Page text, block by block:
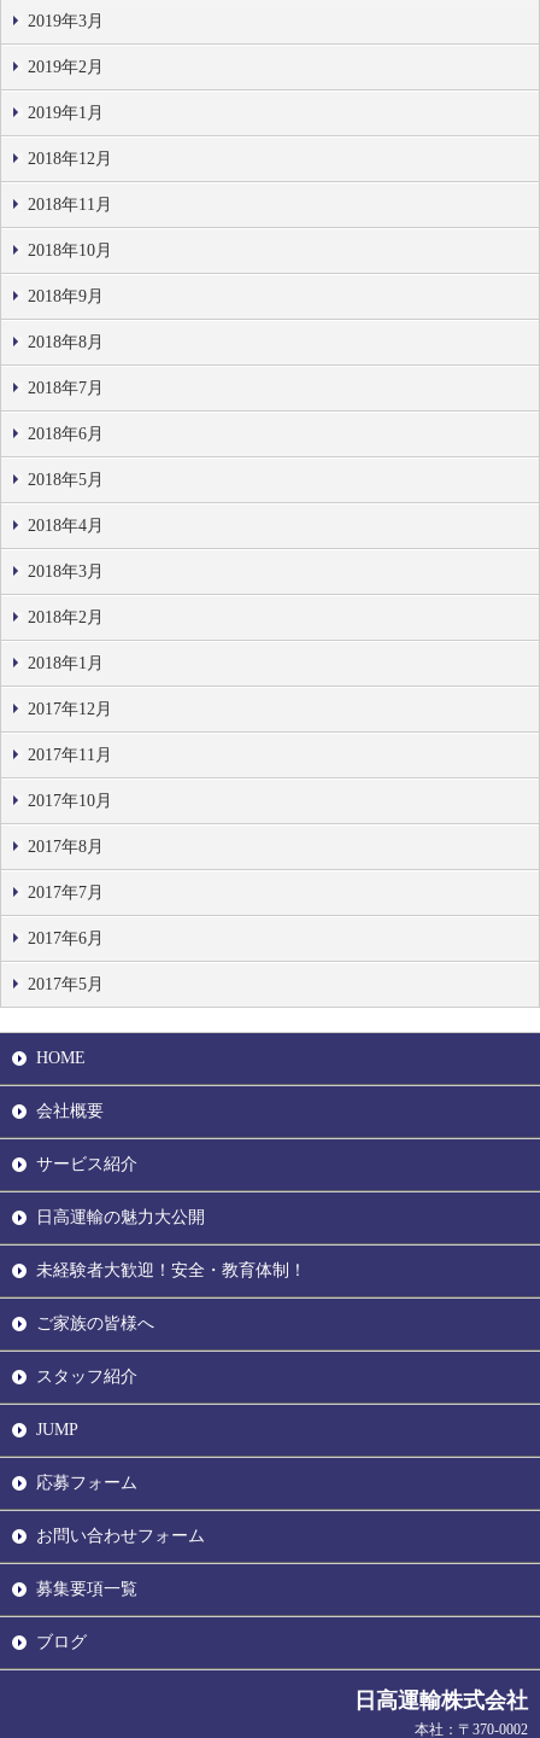
2019年3月
2019年2月
2019年1月
2018年12月
2018年11月
2018年10月
2018年9月
2018年8月
2018年7月
2018年6月
2018年5月
2018年4月
2018年3月
2018年2月
2018年1月
2017年12月
2017年11月
2017年10月
2017年8月
2017年7月
2017年6月
2017年5月
HOME
会社概要
サービス紹介
日高運輸の魅力大公開
未経験者大歓迎！安全・教育体制！
ご家族の皆様へ
スタッフ紹介
JUMP
応募フォーム
お問い合わせフォーム
募集要項一覧
ブログ
日高運輸株式会社
本社：〒370-0002